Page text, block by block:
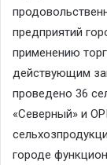
предприятий
применению
действующим
проведено 36
«Северный» и
городе